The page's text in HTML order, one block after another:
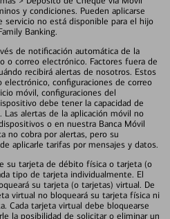
y condiciones. Pueden aplicarse
servicio no está disponible para el hijo
Banking.
de notificación automática de la
o correo electrónico. Factores fuera de
recibirá alertas de nosotros. Estos
electrónico, configuraciones de correo
móvil, configuraciones del
debe tener la capacidad de
alertas de la aplicación móvil no
o en nuestra Banca Móvil
no cobra por alertas, pero su
aplicarle tarifas por mensajes y datos.
su tarjeta de débito física o tarjeta (o
tipo de tarjeta individualmente. El
su tarjeta (o tarjetas) virtual. De
virtual no bloqueará su tarjeta física ni
Cada tarjeta virtual debe bloquearse
la posibilidad de solicitar o eliminar un